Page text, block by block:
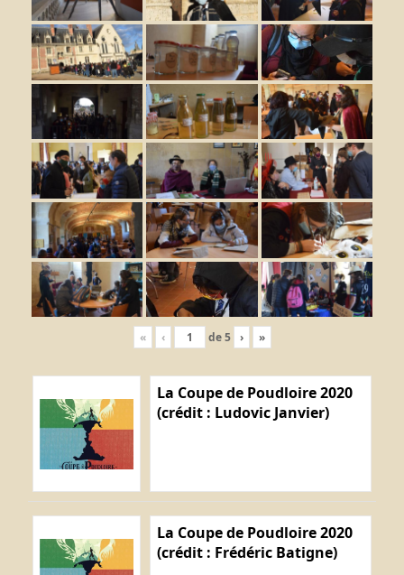
« ‹ de5 › »
La Coupe de Poudloire 2020
(crédit : Ludovic Janvier)
La Coupe de Poudloire 2020
(crédit : Frédéric Batigne)